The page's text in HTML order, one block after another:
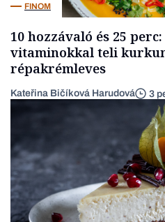
FINOM
10 hozzávaló és 25
vitaminokkal teli
répakrémleves
Kateřina Bičíková Harudová 3